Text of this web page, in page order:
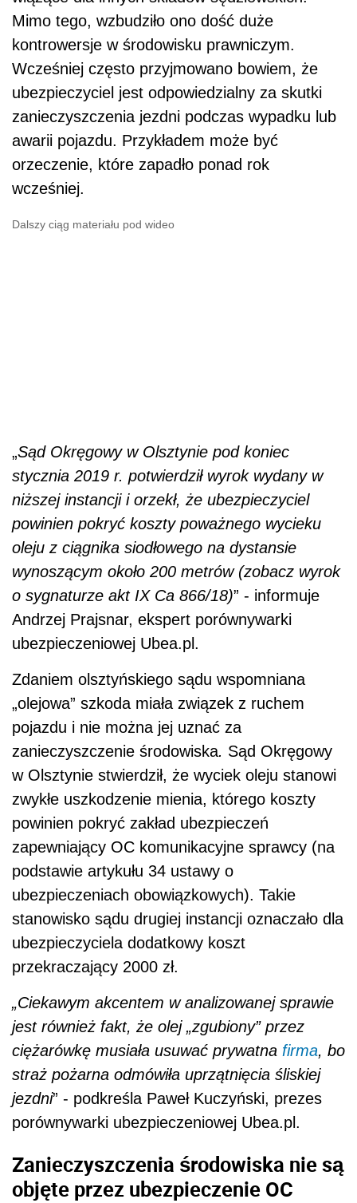
Mimo tego, wzbudziło ono dość duże
kontrowersje w środowisku prawniczym.
Wcześniej często przyjmowano bowiem, że
ubezpieczyciel jest odpowiedzialny za skutki
zanieczyszczenia jezdni podczas wypadku lub
awarii pojazdu. Przykładem może być
orzeczenie, które zapadło ponad rok
wcześniej.
Dalszy ciąg materiału pod wideo
„Sąd Okręgowy w Olsztynie pod koniec
stycznia 2019 r. potwierdził wyrok wydany w
niższej instancji i orzekł, że ubezpieczyciel
powinien pokryć koszty poważnego wycieku
oleju z ciągnika siodłowego na dystansie
wynoszącym około 200 metrów (zobacz wyrok
o sygnaturze akt IX Ca 866/18)” - informuje
Andrzej Prajsnar, ekspert porównywarki
ubezpieczeniowej Ubea.pl.
Zdaniem olsztyńskiego sądu wspomniana
„olejowa” szkoda miała związek z ruchem
pojazdu i nie można jej uznać za
zanieczyszczenie środowiska. Sąd Okręgowy
w Olsztynie stwierdził, że wyciek oleju stanowi
zwykłe uszkodzenie mienia, którego koszty
powinien pokryć zakład ubezpieczeń
zapewniający OC komunikacyjne sprawcy (na
podstawie artykułu 34 ustawy o
ubezpieczeniach obowiązkowych). Takie
stanowisko sądu drugiej instancji oznaczało dla
ubezpieczyciela dodatkowy koszt
przekraczający 2000 zł.
„Ciekawym akcentem w analizowanej sprawie
jest również fakt, że olej „zgubiony” przez
ciężarówkę musiała usuwać prywatna firma, bo
straż pożarna odmówiła uprzątnięcia śliskiej
jezdni” - podkreśla Paweł Kuczyński, prezes
porównywarki ubezpieczeniowej Ubea.pl.
Zanieczyszczenia środowiska nie są
objęte przez ubezpieczenie OC